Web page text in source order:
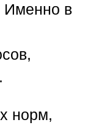
Именно в
норм,